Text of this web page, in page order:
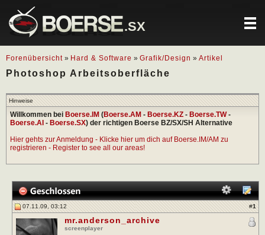
.SX
Forenübersicht » Hard & Software » Grafik/Design » Artikel
Photoshop Arbeitsoberfläche
Hinweise
Willkommen bei Boerse.IM (Boerse.AM - Boerse.KZ - Boerse.TW-
Boerse.AI - Boerse.SX) der richtigen Boerse BZ/SX/SH Alternative
Hier gehts zur Anmeldung - Klicke hier um dich auf Boerse.IM/AM zu
registrieren - Register to see all our areas!
07.11.09, 03:12 #1
mr.anderson_archive
screenplayer